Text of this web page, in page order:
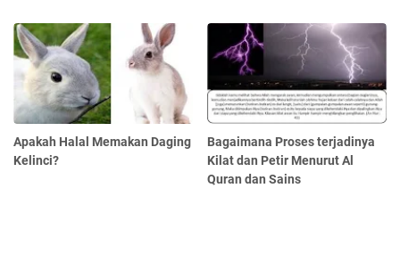
Apakah Halal Memakan Daging
Kelinci?
Bagaimana Proses terjadinya
Kilat dan Petir Menurut Al
Quran dan Sains